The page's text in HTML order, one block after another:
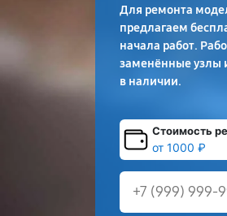
Для ремонта
предлагаем
начала работ.
заменённые узлы
в наличии.
Стоимость
от 1000 ₽